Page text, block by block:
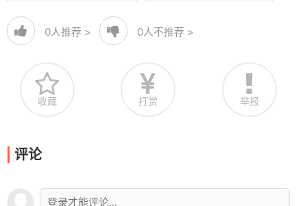
0人推荐 > 0人不推荐 >
收藏 打赏 举报
评论